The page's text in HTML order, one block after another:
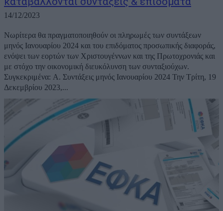
14/12/2023
Νωρίτερα θα πραγματοποιηθούν οι πληρωμές των συντάξεων
μηνός Ιανουαρίου 2024 και του επιδόματος προσωπικής διαφοράς,
ενόψει των εορτών των Χριστουγέννων και της Πρωτοχρονιάς και
με στόχο την οικονομική διευκόλυνση των συνταξιούχων.
Συγκεκριμένα: Α. Συντάξεις μηνός Ιανουαρίου 2024 Την Τρίτη, 19
Δεκεμβρίου 2023,...